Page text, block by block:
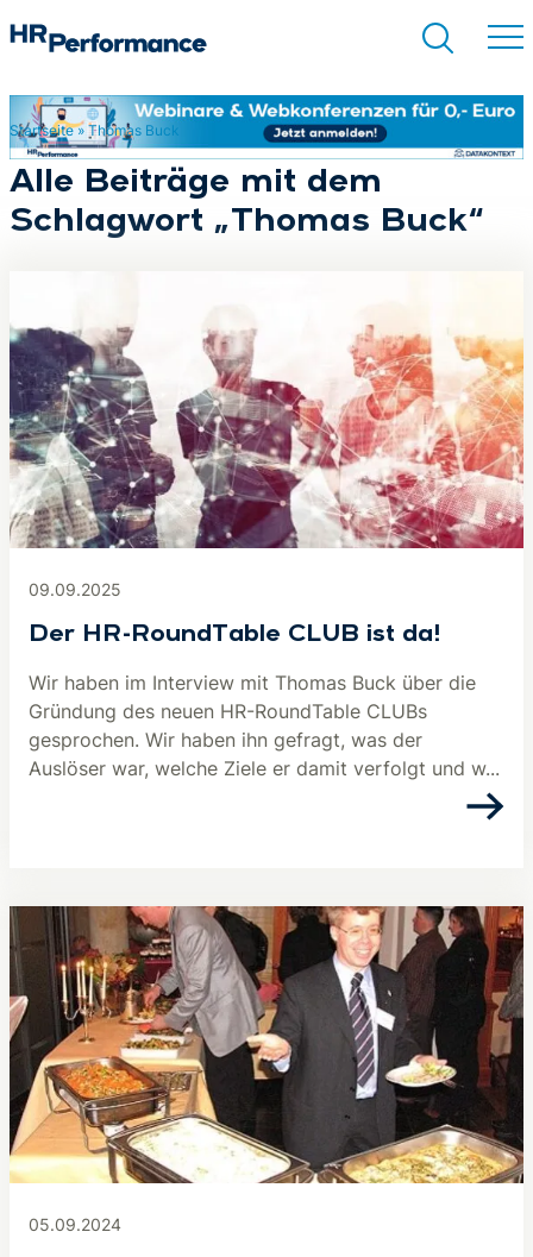
Suchen
Startseite» Thomas Buck
Alle Beiträge mit dem
Schlagwort „Thomas Buck“
09.09.2025
Der HR-RoundTable CLUB ist da!
Wir haben im Interview mit Thomas Buck über die
Gründung des neuen HR-RoundTable CLUBs
gesprochen. Wir haben ihn gefragt, was der
Auslöser war, welche Ziele er damit verfolgt und w...
05.09.2024